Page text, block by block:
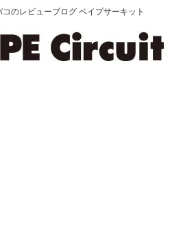
のレビューブログ ベイプサーキット